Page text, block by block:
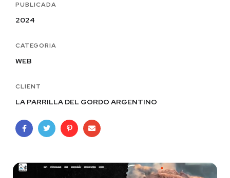
PUBLICADA
2024
CATEGORIA
WEB
CLIENT
LA PARRILLA DEL GORDO ARGENTINO